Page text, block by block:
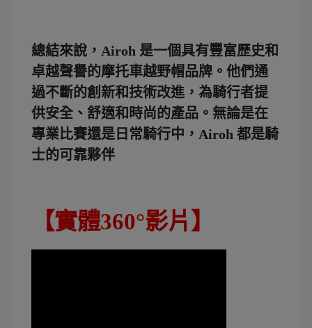
總結來說，Airoh 是一個具有豐富歷史和
卓越聲譽的摩托車越野帽品牌。他們通
過不斷的創新和技術改進，為騎行者提
供安全、舒適和時尚的產品。無論是在
專業比賽還是日常騎行中，Airoh 都是騎
士的可靠夥伴
【實體360°影片】